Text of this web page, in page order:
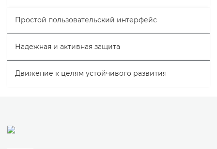
Простой пользовательский интерфейс
Надежная и активная защита
Движение к целям устойчивого развития